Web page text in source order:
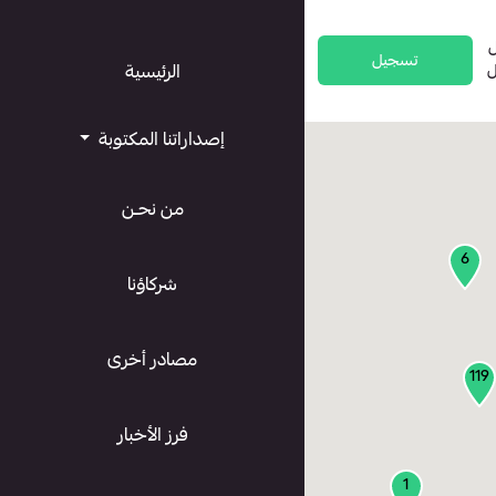
تسجيل
119
6
1
الرئيسية
إصداراتنا المكتوبة
من نحـن
شركاؤنا
مصادر أخرى
فرز الأخبار